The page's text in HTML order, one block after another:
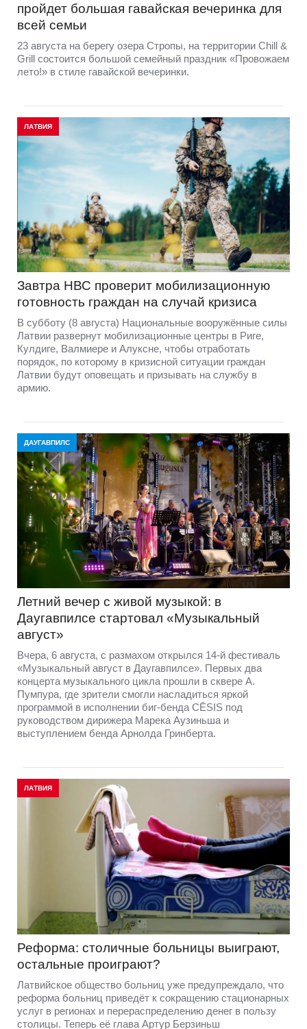
пройдет большая гавайская вечеринка для
всей семьи
23 августа на берегу озера Стропы, на территории Chill &
Grill состоится большой семейный праздник «Провожаем
лето!» в стиле гавайской вечеринки.
ЛАТВИЯ
Завтра НВС проверит мобилизационную
готовность граждан на случай кризиса
В субботу (8 августа) Национальные вооружённые силы
Латвии развернут мобилизационные центры в Риге,
Кулдиге, Валмиере и Алуксне, чтобы отработать
порядок, по которому в кризисной ситуации граждан
Латвии будут оповещать и призывать на службу в
армию.
ДАУГАВПИЛС
Летний вечер с живой музыкой: в
Даугавпилсе стартовал «Музыкальный
август»
Вчера, 6 августа, с размахом открылся 14-й фестиваль
«Музыкальный август в Даугавпилсе». Первых два
концерта музыкального цикла прошли в сквере А.
Пумпура, где зрители смогли насладиться яркой
программой в исполнении биг-бенда CĒSIS под
руководством дирижера Марека Аузиньша и
выступлением бенда Арнолда Гринберта.
ЛАТВИЯ
Реформа: столичные больницы выиграют,
остальные проиграют?
Латвийское общество больниц уже предупреждало, что
реформа больниц приведёт к сокращению стационарных
услуг в регионах и перераспределению денег в пользу
столицы. Теперь её глава Артур Берзиньш